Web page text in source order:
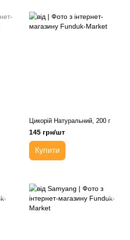
Цикорій Натуральний, 200 г
145 грн/шт
Купити